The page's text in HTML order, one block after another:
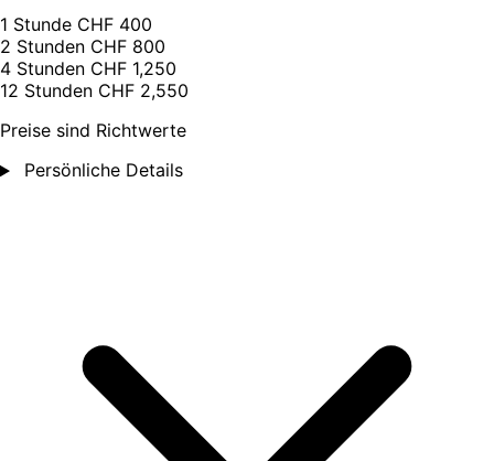
1 Stunde CHF 400
2 Stunden CHF 800
4 Stunden CHF 1,250
12 Stunden CHF 2,550
Preise sind Richtwerte
Persönliche Details